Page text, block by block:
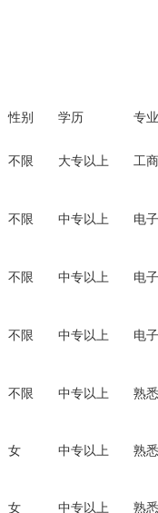
性别 学历 专
不限 大专以上 工
不限 中专以上 电
不限 中专以上 电
不限 中专以上 电
不限 中专以上 熟
女 中专以上 熟
女 中专以上 熟